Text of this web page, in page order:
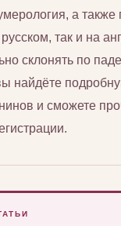
а также
так и на
склонять по
найдёте
и сможете